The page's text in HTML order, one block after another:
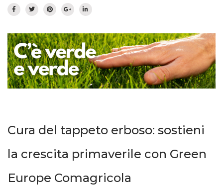
Prato fiorito
Ornamentali
Speciali
Ripopolazione insetti
RICHIEDI INFORMAZIONI
Cura del tappeto erboso: sostieni
la crescita primaverile con Green
Europe Comagricola